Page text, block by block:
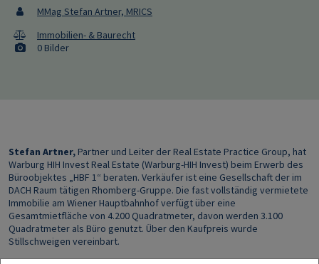
MMag Stefan Artner, MRICS
Immobilien- & Baurecht
0 Bilder
Stefan Artner, Partner und Leiter der Real Estate Practice Group, hat
Warburg HIH Invest Real Estate (Warburg-HIH Invest) beim Erwerb des
Büroobjektes „HBF 1“ beraten. Verkäufer ist eine Gesellschaft der im
DACH Raum tätigen Rhomberg-Gruppe. Die fast vollständig vermietete
Immobilie am Wiener Hauptbahnhof verfügt über eine
Gesamtmietfläche von 4.200 Quadratmeter, davon werden 3.100
Quadratmeter als Büro genutzt. Über den Kaufpreis wurde
Stillschweigen vereinbart.